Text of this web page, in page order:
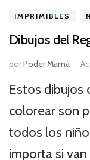
IMPRIMIBLES
Dibujos del
porPoder Mamá
Estos dibujos
colorear son
todos los
importa si